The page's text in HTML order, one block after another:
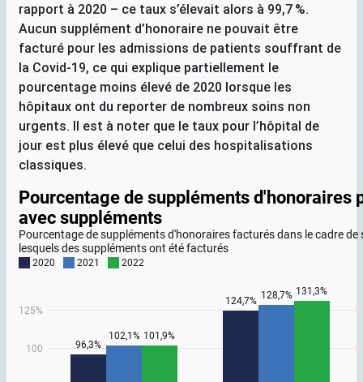
rapport à 2020 – ce taux s’élevait alors à 99,7 %.
Aucun supplément d’honoraire ne pouvait être
facturé pour les admissions de patients souffrant de
la Covid-19, ce qui explique partiellement le
pourcentage moins élevé de 2020 lorsque les
hôpitaux ont du reporter de nombreux soins non
urgents. Il est à noter que le taux pour l’hôpital de
jour est plus élevé que celui des hospitalisations
classiques.